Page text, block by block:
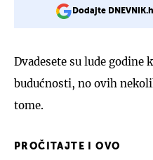
Dodajte
Dvadesete su lude godine
budućnosti, no ovih
tome.
PROČITAJTE I OVO